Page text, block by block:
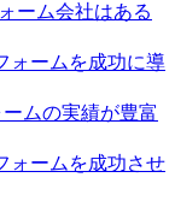
ーム会社はある
ォームを成功に導
ムの実績が豊富
ォームを成功させ